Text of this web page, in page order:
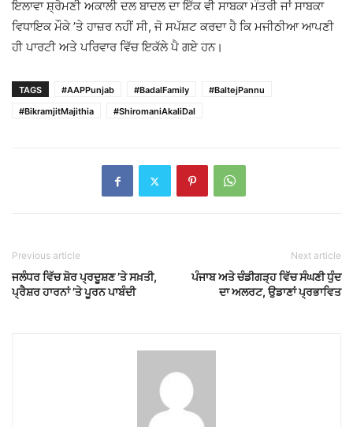
ਇਲਾਵਾ ਸ਼੍ਰੋਮਣੀ ਅਕਾਲੀ ਦਲ ਬਾਦਲ ਦਾ ਇੱਕ ਵੀ ਸਾਬਕਾ ਮੰਤਰੀ ਜਾਂ ਸਾਬਕਾ
ਵਿਧਾਇਕ ਮੌਕੇ ’ਤੇ ਹਾਜ਼ਰ ਨਹੀਂ ਸੀ, ਜੋ ਸਪੱਸ਼ਟ ਕਰਦਾ ਹੈ ਕਿ ਮਜੀਠੀਆ ਆਪਣੀ
ਹੀ ਪਾਰਟੀ ਅਤੇ ਪਰਿਵਾਰ ਵਿੱਚ ਇਕੱਲੇ ਪੈ ਗਏ ਹਨ।
TAGS #AAPPunjab #BadalFamily
#BaltejPannu
#BikramjitMajithia
#ShiromaniAkaliDal
Previous article
ਜਲੰਧਰ ਵਿੱਚ ਸ਼ੋਰ ਪ੍ਰਦੂਸ਼ਣ ’ਤੇ ਸਖ਼ਤੀ,
ਪ੍ਰੈਸ਼ਰ ਹਾਰਨਾਂ ’ਤੇ ਪੂਰਨ ਪਾਬੰਦੀ
Next article
ਪੰਜਾਬ ਅਤੇ ਚੰਡੀਗੜ੍ਹ ਵਿੱਚ ਸੰਘਣੀ ਧੁੰਦ
ਦਾ ਅਲਰਟ, ਉਡਾਣਾਂ ਪ੍ਰਭਾਵਿਤ